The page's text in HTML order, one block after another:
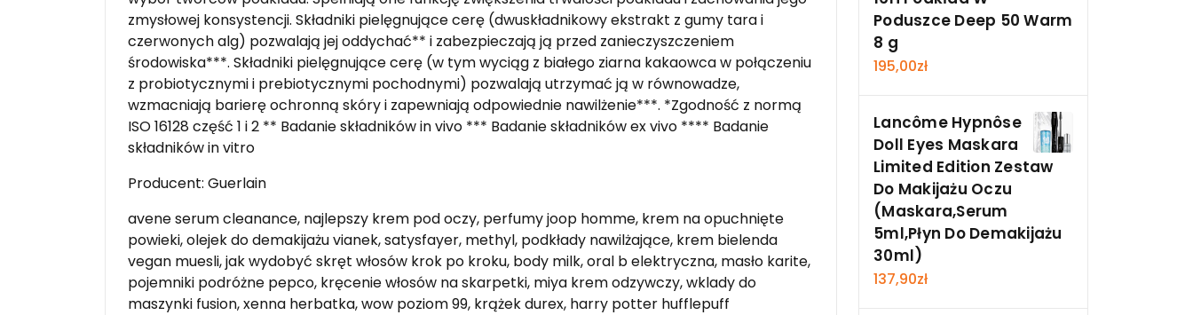
zmysłowej konsystencji. Składniki pielęgnujące cerę (dwuskładnikowy ekstrakt z gumy tara i
czerwonych alg) pozwalają jej oddychać** i zabezpieczają ją przed zanieczyszczeniem
środowiska***. Składniki pielęgnujące cerę (w tym wyciąg z białego ziarna kakaowca w połączeniu
z probiotycznymi i prebiotycznymi pochodnymi) pozwalają utrzymać ją w równowadze,
wzmacniają barierę ochronną skóry i zapewniają odpowiednie nawilżenie***. *Zgodność z normą
ISO 16128 część 1 i 2 ** Badanie składników in vivo *** Badanie składników ex vivo **** Badanie
składników in vitro
Producent: Guerlain
avene serum cleanance, najlepszy krem pod oczy, perfumy joop homme, krem na opuchnięte
powieki, olejek do demakijażu vianek, satysfayer, methyl, podkłady nawilżające, krem bielenda
vegan muesli, jak wydobyć skręt włosów krok po kroku, body milk, oral b elektryczna, masło karite,
pojemniki podróżne pepco, kręcenie włosów na skarpetki, miya krem odzywczy, wklady do
maszynki fusion, xenna herbatka, wow poziom 99, krążek durex, harry potter hufflepuff
Poduszce Deep 50 Warm
8 g
195,00zł
Lancôme Hypnôse
Doll Eyes Maskara
Limited Edition Zestaw
Do Makijażu Oczu
(Maskara,Serum
5ml,Płyn Do Demakijażu
30ml)
137,90zł